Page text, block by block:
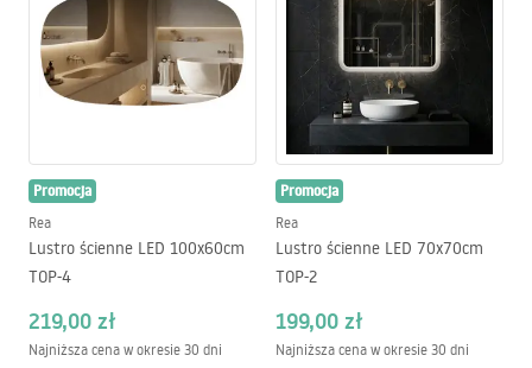
Promocja
Rea
Lustro ścienne LED 100x60cm
TOP-4
219,00 zł
Najniższa cena w okresie 30 dni
Promocja
Rea
Lustro ścienne LED 70x70cm
TOP-2
199,00 zł
Najniższa cena w okresie 30 dni